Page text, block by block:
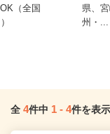
（全国
県、
州・...
全 4件中 1 - 4件を表示